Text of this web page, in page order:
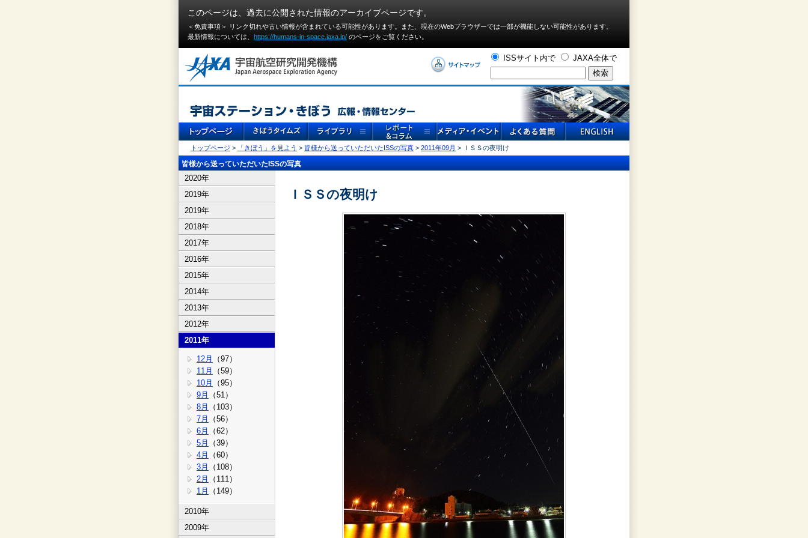
このページは、過去に公開された情報のアーカイブページです。
＜免責事項＞ リンク切れや古い情報が含まれている可能性があります。また、現在のWebブラウザーでは⼀部が機能しない可能性があります。
最新情報については、 https://humans-in-space.jaxa.jp/ のページをご覧ください。
ISSサイト内で JAXA全体で
トップページ > 「きぼう」を見よう > 皆様から送っていただいたISSの写真 > 2011年09月 > ＩＳＳの夜明け
皆様から送っていただいたISSの写真
2020年
2019年
2019年
2018年
2017年
2016年
2015年
2014年
2013年
2012年
2011年
12月
（97）
11月
（59）
10月
（95）
9月
（51）
8月
（103）
7月
（56）
6月
（62）
5月
（39）
4月
（60）
3月
（108）
2月
（111）
1月
（149）
2010年
2009年
ＩＳＳの夜明け